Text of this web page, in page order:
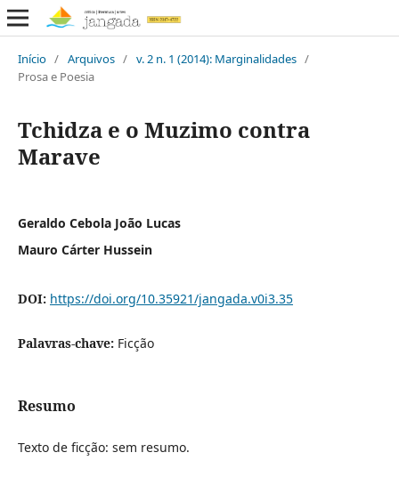
Início / Arquivos / v. 2 n. 1 (2014): Marginalidades /
Prosa e Poesia
Tchidza e o Muzimo contra
Marave
Geraldo Cebola João Lucas
Mauro Cárter Hussein
DOI: https://doi.org/10.35921/jangada.v0i3.35
Palavras-chave: Ficção
Resumo
Texto de ficção: sem resumo.